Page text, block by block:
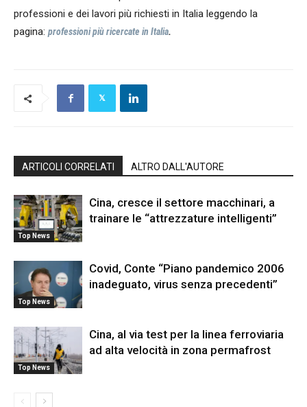
professioni e dei lavori più richiesti in Italia leggendo la
pagina: professioni più ricercate in Italia.
ARTICOLI CORRELATI ALTRO DALL'AUTORE
Top News
Cina, cresce il settore macchinari, a
trainare le “attrezzature intelligenti”
Top News
Covid, Conte “Piano pandemico 2006
inadeguato, virus senza precedenti”
Top News
Cina, al via test per la linea ferroviaria
ad alta velocità in zona permafrost